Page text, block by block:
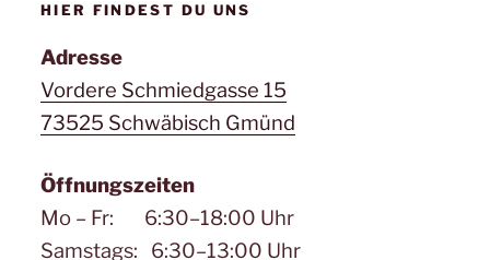
HIER FINDEST DU UNS
Adresse
Vordere Schmiedgasse 15
73525 Schwäbisch Gmünd
Öffnungszeiten
Mo – Fr: 6:30–18:00 Uhr
Samstags: 6:30–13:00 Uhr